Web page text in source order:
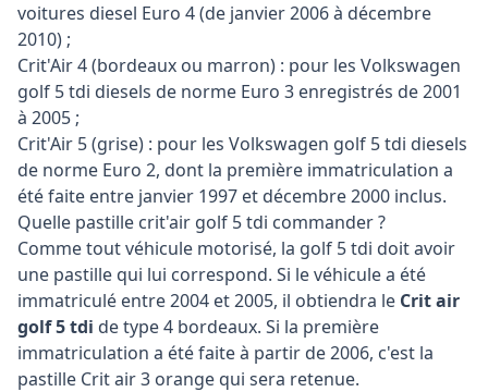
voitures diesel Euro 4 (de janvier 2006 à décembre
2010) ;
Crit'Air 4 (bordeaux ou marron) : pour les Volkswagen
golf 5 tdi diesels de norme Euro 3 enregistrés de 2001
à 2005 ;
Crit'Air 5 (grise) : pour les Volkswagen golf 5 tdi diesels
de norme Euro 2, dont la première immatriculation a
été faite entre janvier 1997 et décembre 2000 inclus.
Quelle pastille crit'air golf 5 tdi commander ?
Comme tout véhicule motorisé, la golf 5 tdi doit avoir
une pastille qui lui correspond. Si le véhicule a été
immatriculé entre 2004 et 2005, il obtiendra le Crit air
golf 5 tdi de type 4 bordeaux. Si la première
immatriculation a été faite à partir de 2006, c'est la
pastille Crit air 3 orange qui sera retenue.